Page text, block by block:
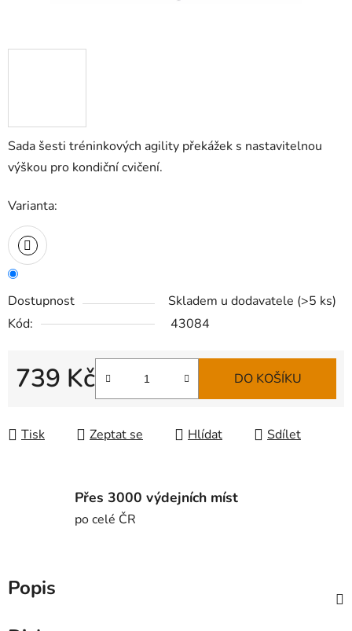
Sada šesti tréninkových agility překážek s nastavitelnou
výškou pro kondiční cvičení.
Varianta:
Dostupnost Skladem u dodavatele (>5 ks)
Kód:
43084
739 Kč DO KOŠÍKU
Tisk Zeptat se Hlídat Sdílet
Přes 3000 výdejních míst
po celé ČR
Popis